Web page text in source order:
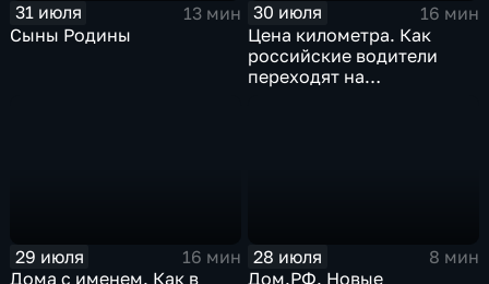
31 июля
13 мин
Сыны Родины
30 июля
16 мин
Цена километра. Как
российские водители
переходят на
29 июля
16 мин
Дома с именем. Как в
28 июля
8 мин
Дом.РФ. Новые